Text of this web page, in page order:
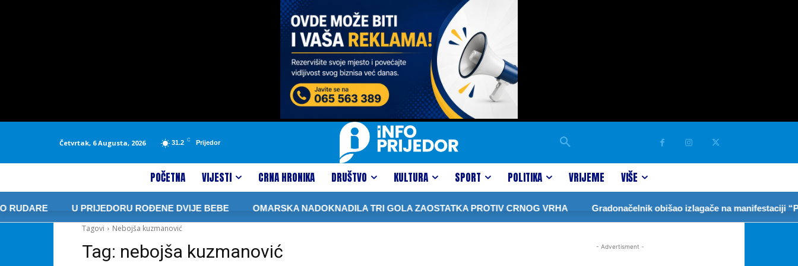
Četvrtak, 6 Augusta, 2026 31.2 C Prijedor
POČETNA VIJESTI CRNA HRONIKA DRUŠTVO KULTURA SPORT POLITIKA VRIJEME VIŠE
U PRIJEDORU ROĐENE DVIJE BEBE OMARSKA NADOKNADILA TRI GOLA ZAOSTATKA PROTIV CRNOG VRHA
Gradonačelnik obišao izlagače na manifestaciji
Tagovi
Nebojša kuzmanović
Tag: nebojša kuzmanović - Advertisment -